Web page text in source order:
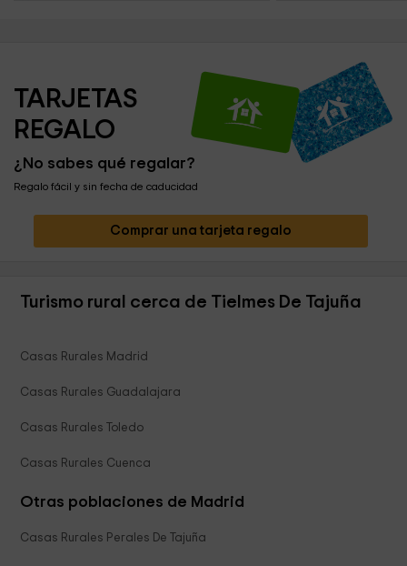
TARJETAS
REGALO
¿No sabes qué regalar?
Regalo fácil y sin fecha de caducidad
Comprar una tarjeta regalo
Turismo rural cerca de Tielmes De Tajuña
Casas Rurales Madrid
Casas Rurales Guadalajara
Casas Rurales Toledo
Casas Rurales Cuenca
Otras poblaciones de Madrid
Casas Rurales Perales De Tajuña